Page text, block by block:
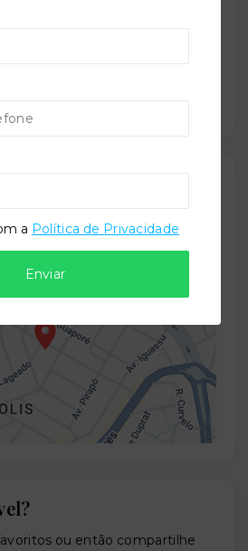
ou então compartilhe
a Política de Privacidade
Enviar